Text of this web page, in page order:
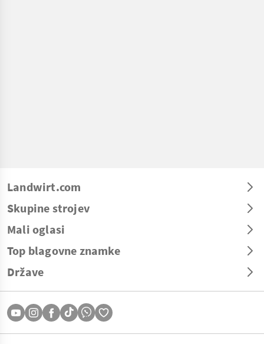
Landwirt.com
Skupine strojev
Mali oglasi
Top blagovne znamke
Države